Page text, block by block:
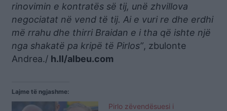
rinovimin e kontratës së tij, unë zhvillova
negociatat në vend të tij. Ai e vuri re dhe erdhi
më rrahu dhe thirri Braidan e i tha që ishte një
nga shakatë pa kripë të Pirlos”, zbulonte
Andrea./ h.ll/albeu.com
Lajme të ngjashme:
Pirlo zëvendësuesi i